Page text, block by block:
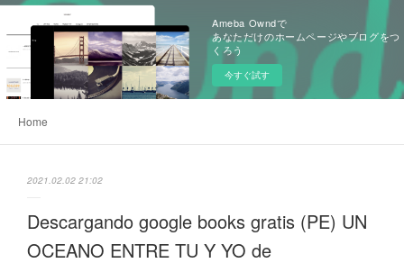
Ameba Owndで
あなただけのホームページやブログをつ
くろう
今すぐ試す
Home
2021.02.02 21:02
Descargando google books gratis (PE) UN
OCEANO ENTRE TU Y YO de